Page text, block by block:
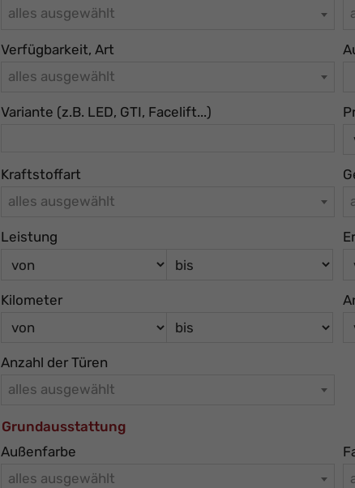
alles ausgewählt
Verfügbarkeit, Art
alles ausgewählt
Variante (z.B. LED, GTI, Facelift...)
Kraftstoffart
alles ausgewählt
Leistung
Kilometer
Anzahl der Türen
alles ausgewählt
Grundausstattung
Außenfarbe
alles ausgewählt